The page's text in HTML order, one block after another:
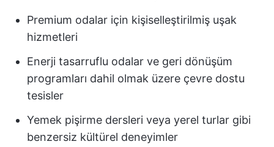
Premium odalar için kişiselleştirilmiş uşak
hizmetleri
Enerji tasarruflu odalar ve geri dönüşüm
programları dahil olmak üzere çevre dostu
tesisler
Yemek pişirme dersleri veya yerel turlar gibi
benzersiz kültürel deneyimler